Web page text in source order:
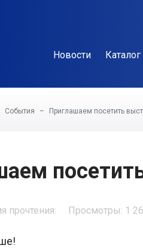
Новости
События Приглашаем посетить
прочтения: Просмотры: 1